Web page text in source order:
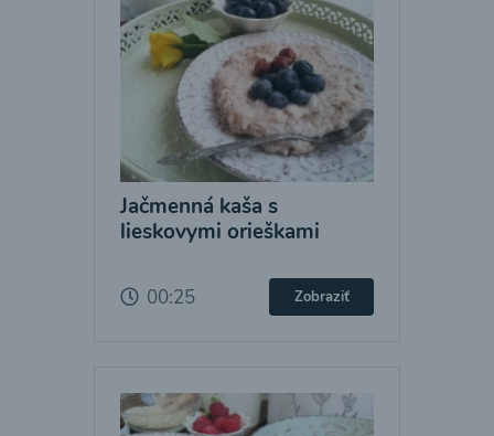
Jačmenná kaša s
lieskovymi orieškami
00:25 Zobraziť